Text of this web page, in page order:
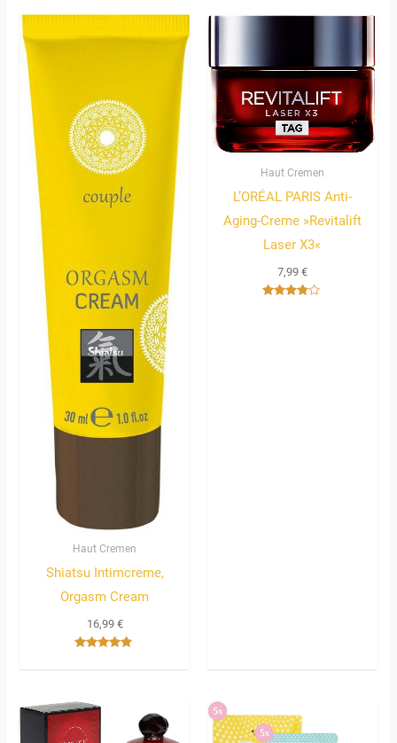
Haut Cremen
Shiatsu Intimcreme,
Orgasm Cream
16,99 €
Haut Cremen
L’ORÉAL PARIS Anti-
Aging-Creme »Revitalift
Laser X3«
7,99 €